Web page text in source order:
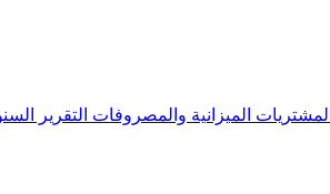
الميزانية والمصروفات التقرير